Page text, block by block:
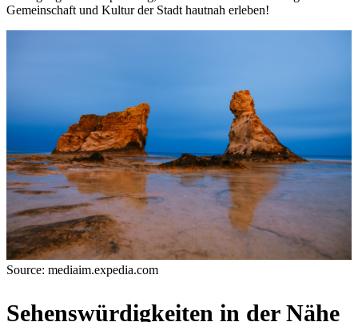
Gemeinschaft und Kultur der Stadt hautnah erleben!
Source: mediaim.expedia.com
Sehenswürdigkeiten in der Nähe